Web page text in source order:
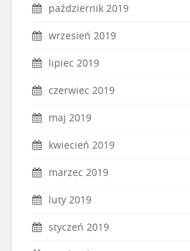
październik 2019
wrzesień 2019
lipiec 2019
czerwiec 2019
maj 2019
kwiecień 2019
marzec 2019
luty 2019
styczeń 2019